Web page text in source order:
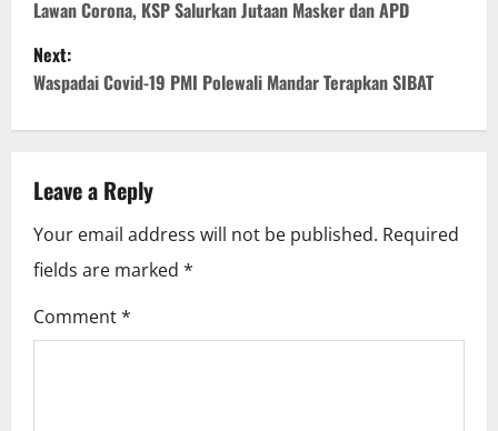
o
s
a
v
i
g
Lawan Corona, KSP Salurkan Jutaan Masker dan APD
Next:
Waspadai Covid-19 PMI Polewali Mandar Terapkan SIBAT
Leave a Reply
Your email address will not be published. Required
fields are marked *
Comment*